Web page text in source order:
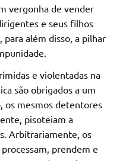
vergonha de vender
e seus filhos
além disso, a pilhar
e violentadas na
são obrigados a um
os mesmos detentores
pisoteiam a
Arbitrariamente, os
prendem e